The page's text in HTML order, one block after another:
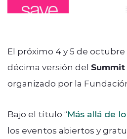
El próximo 4 y 5 de octubre
décima versión del
organizado por la
Bajo el título “Más allá de
los eventos abiertos y